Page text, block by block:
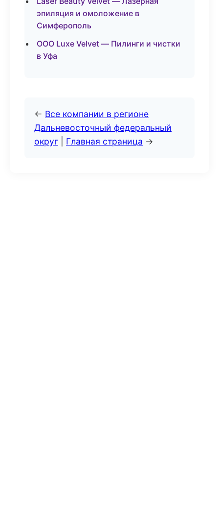
эпиляция и омоложение в
Симферополь
ООО Luxe Velvet — Пилинги и чистки
в Уфа
← Все компании в регионе
Дальневосточный федеральный
округ
Главная страница →